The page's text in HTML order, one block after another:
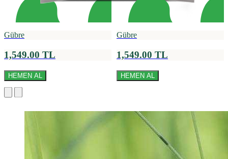
Gübre
1,549.00 TL
HEMEN AL
Gübre
1,549.00 TL
HEMEN AL